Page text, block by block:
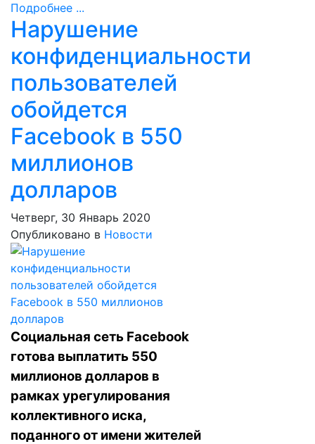
Подробнее ...
Нарушение
конфиденциальности
пользователей
обойдется
Facebook в 550
миллионов
долларов
Четверг, 30 Январь 2020
Опубликовано в Новости
Социальная сеть Facebook
готова выплатить 550
миллионов долларов в
рамках урегулирования
коллективного иска,
поданного от имени жителей